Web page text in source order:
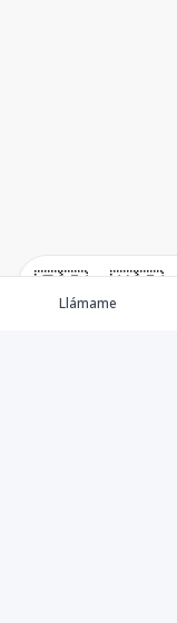
🇪🇸 🇺🇸
Llámame